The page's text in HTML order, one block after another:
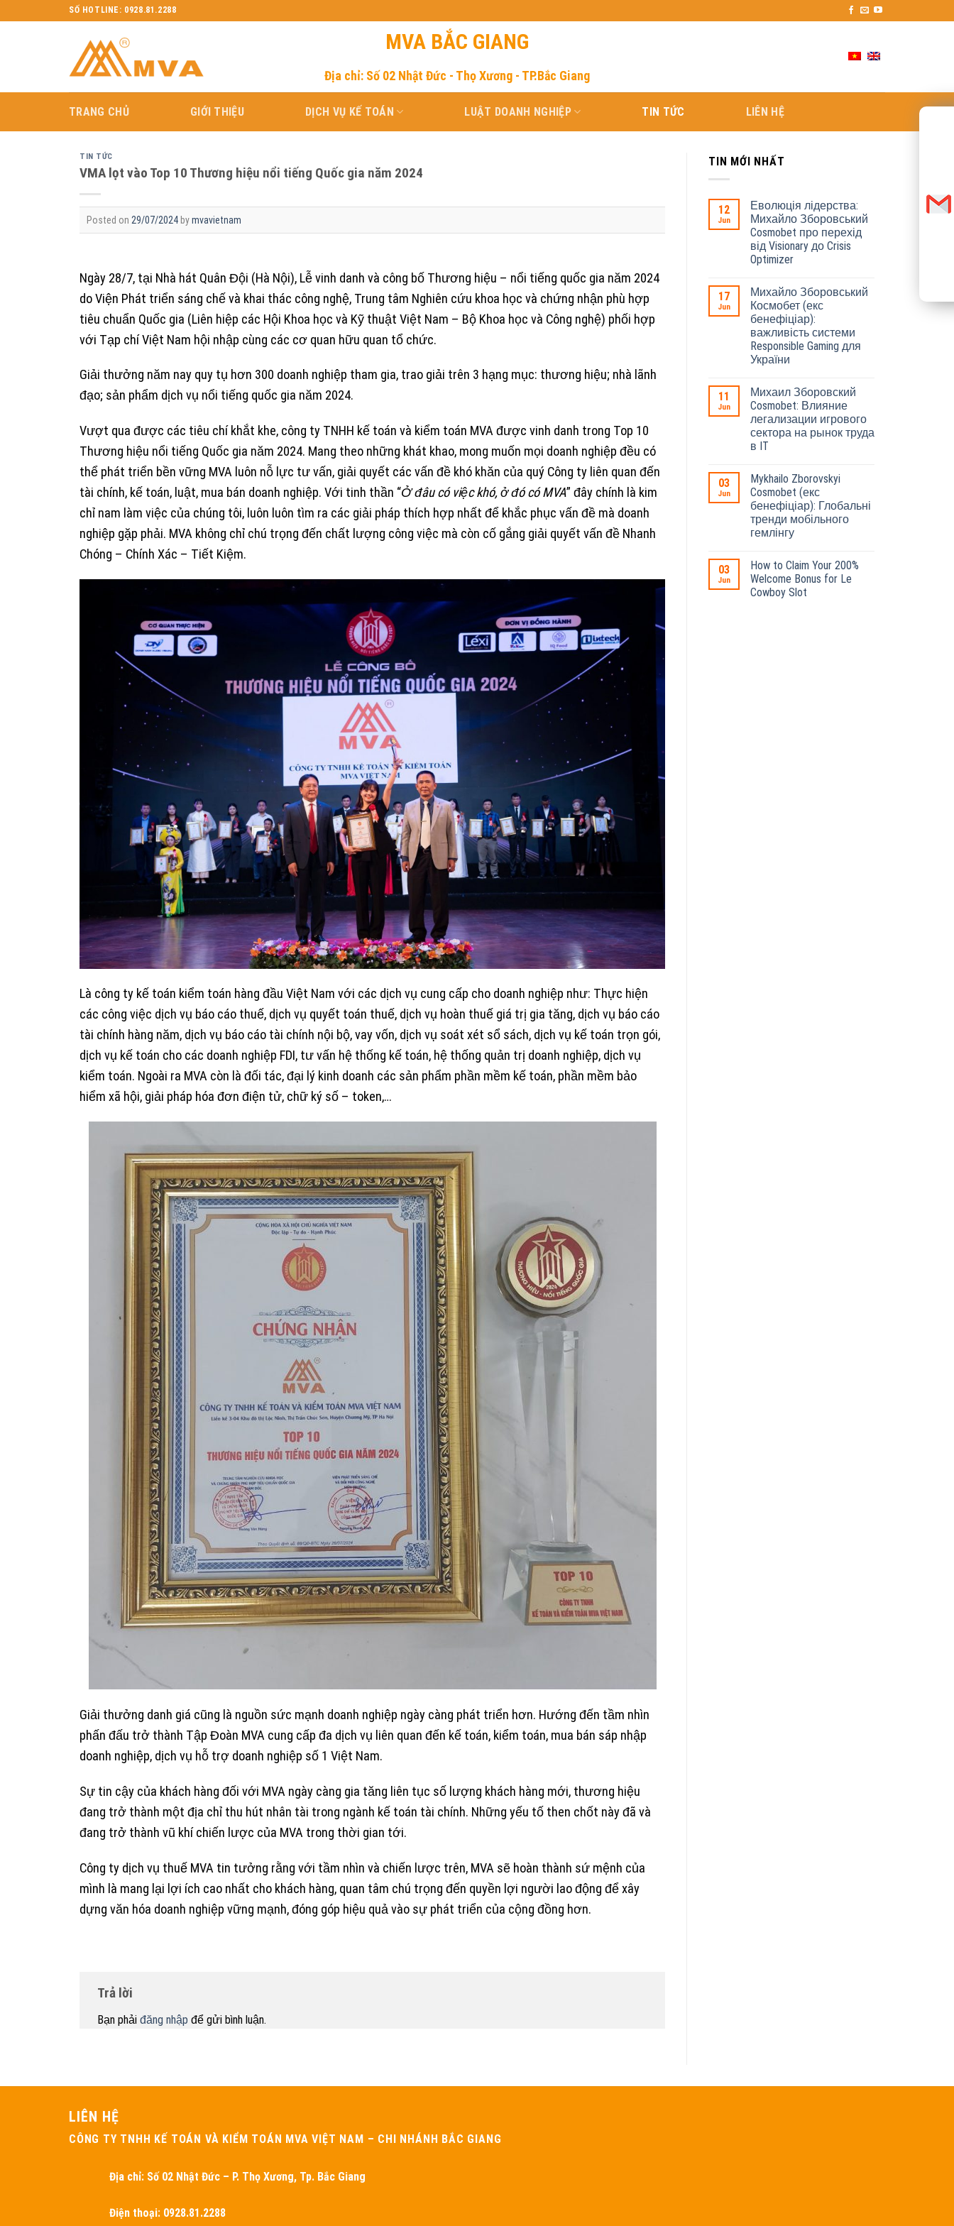
to
SỐ HOTLINE: 0928.81.2288
MVA BẮC GIANG
Địa chỉ: Số 02 Nhật Đức - Thọ Xương - TP.Bắc Giang
TRANG CHỦ GIỚI THIỆU DỊCH VỤ KẾ TOÁN LUẬT DOANH NGHIỆP TIN TỨC LIÊN HỆ
TIN TỨC
VMA lọt vào Top 10 Thương hiệu nổi tiếng Quốc gia năm 2024
Posted on 29/07/2024 bymvavietnam
Ngày 28/7, tại Nhà hát Quân Đội (Hà Nội), Lễ vinh danh và công bố Thương hiệu – nổi tiếng quốc gia năm 2024
do Viện Phát triển sáng chế và khai thác công nghệ, Trung tâm Nghiên cứu khoa học và chứng nhận phù hợp
tiêu chuẩn Quốc gia (Liên hiệp các Hội Khoa học và Kỹ thuật Việt Nam – Bộ Khoa học và Công nghệ) phối hợp
với Tạp chí Việt Nam hội nhập cùng các cơ quan hữu quan tổ chức.
Giải thưởng năm nay quy tụ hơn 300 doanh nghiệp tham gia, trao giải trên 3 hạng mục: thương hiệu; nhà lãnh
đạo; sản phẩm dịch vụ nổi tiếng quốc gia năm 2024.
Vượt qua được các tiêu chí khắt khe, công ty TNHH kế toán và kiểm toán MVA được vinh danh trong Top 10
Thương hiệu nổi tiếng Quốc gia năm 2024. Mang theo những khát khao, mong muốn mọi doanh nghiệp đều có
thể phát triển bền vững MVA luôn nỗ lực tư vấn, giải quyết các vấn đề khó khăn của quý Công ty liên quan đến
tài chính, kế toán, luật, mua bán doanh nghiệp. Với tinh thần “Ở đâu có việc khó, ở đó có MVA” đây chính là kim
chỉ nam làm việc của chúng tôi, luôn luôn tìm ra các giải pháp thích hợp nhất để khắc phục vấn đề mà doanh
nghiệp gặp phải. MVA không chỉ chú trọng đến chất lượng công việc mà còn cố gắng giải quyết vấn đề Nhanh
Chóng – Chính Xác – Tiết Kiệm.
Là công ty kế toán kiểm toán hàng đầu Việt Nam với các dịch vụ cung cấp cho doanh nghiệp như: Thực hiện
các công việc dịch vụ báo cáo thuế, dịch vụ quyết toán thuế, dịch vụ hoàn thuế giá trị gia tăng, dịch vụ báo cáo
tài chính hàng năm, dịch vụ báo cáo tài chính nội bộ, vay vốn, dịch vụ soát xét sổ sách, dịch vụ kế toán trọn gói,
dịch vụ kế toán cho các doanh nghiệp FDI, tư vấn hệ thống kế toán, hệ thống quản trị doanh nghiệp, dịch vụ
kiểm toán. Ngoài ra MVA còn là đối tác, đại lý kinh doanh các sản phẩm phần mềm kế toán, phần mềm bảo
hiểm xã hội, giải pháp hóa đơn điện tử, chữ ký số – token,…
Giải thưởng danh giá cũng là nguồn sức mạnh doanh nghiệp ngày càng phát triển hơn. Hướng đến tầm nhìn
phấn đấu trở thành Tập Đoàn MVA cung cấp đa dịch vụ liên quan đến kế toán, kiểm toán, mua bán sáp nhập
doanh nghiệp, dịch vụ hỗ trợ doanh nghiệp số 1 Việt Nam.
Sự tin cậy của khách hàng đối với MVA ngày càng gia tăng liên tục số lượng khách hàng mới, thương hiệu
đang trở thành một địa chỉ thu hút nhân tài trong ngành kế toán tài chính. Những yếu tố then chốt này đã và
đang trở thành vũ khí chiến lược của MVA trong thời gian tới.
Công ty dịch vụ thuế MVA tin tưởng rằng với tầm nhìn và chiến lược trên, MVA sẽ hoàn thành sứ mệnh của
mình là mang lại lợi ích cao nhất cho khách hàng, quan tâm chú trọng đến quyền lợi người lao động để xây
dựng văn hóa doanh nghiệp vững mạnh, đóng góp hiệu quả vào sự phát triển của cộng đồng hơn.
Trả lời
Bạn phải đăng nhập để gửi bình luận.
TIN MỚI NHẤT
12
Jun
Еволюція лідерства:
Михайло Зборовський
Cosmobet про перехід
від Visionary до Crisis
Optimizer
17
Jun
Михайло Зборовський
Космобет (екс
бенефіціар):
важливість системи
Responsible Gaming для
України
11
Jun
Михаил Зборовский
Cosmobet: Влияние
легализации игрового
сектора на рынок труда
в IT
03
Jun
Mykhailo Zborovskyi
Cosmobet (екс
бенефіціар): Глобальні
тренди мобільного
гемлінгу
03
Jun
How to Claim Your 200%
Welcome Bonus for Le
Cowboy Slot
LIÊN HỆ
CÔNG TY TNHH KẾ TOÁN VÀ KIỂM TOÁN MVA VIỆT NAM – CHI NHÁNH BẮC GIANG
Địa chỉ: Số 02 Nhật Đức – P. Thọ Xương, Tp. Bắc Giang
Điện thoại: 0928.81.2288